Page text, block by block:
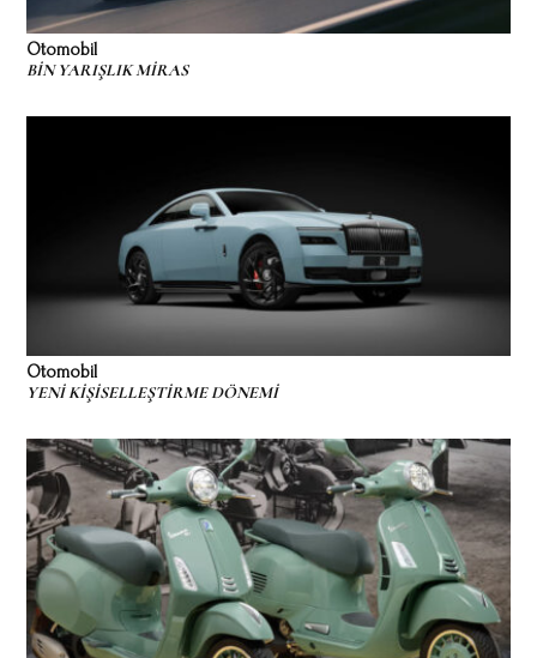
Otomobil
BİN YARIŞLIK MİRAS
Otomobil
YENİ KİŞİSELLEŞTİRME DÖNEMİ